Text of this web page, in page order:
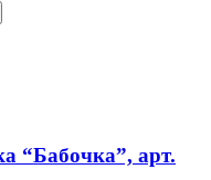
“Бабочка”, арт.